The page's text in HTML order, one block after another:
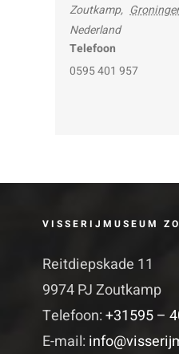
Zoutkamp,
Nederland
Telefoon
0595 401 957
VISSERIJMUSEUM
Reitdiepskade 11
9974 PJ Zoutkamp
Telefoon:+31595 –
E-mail: